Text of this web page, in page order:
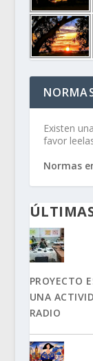
Existen
favor
Normas
PROYECTO
UNA
RADIO